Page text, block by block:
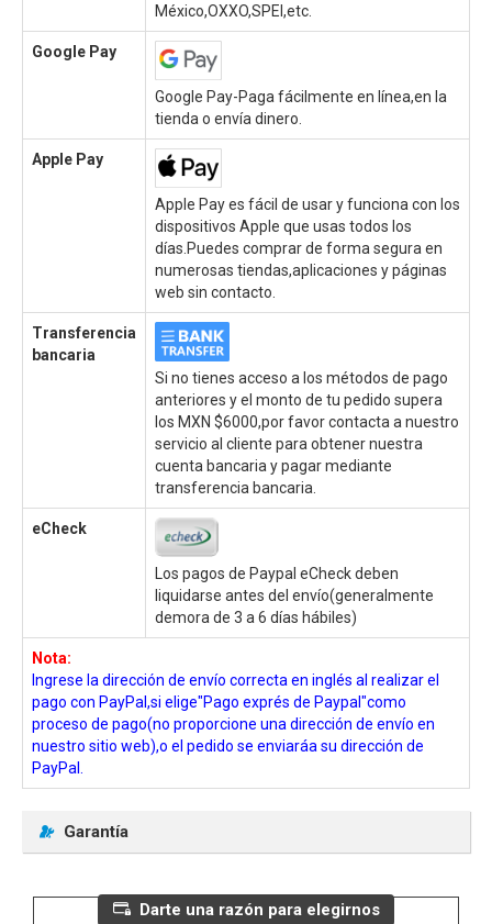
México,OXXO,SPEI,etc.
Google Pay
Google Pay-Paga fácilmente en línea,en la
tienda o envía dinero.
Apple Pay
Apple Pay es fácil de usar y funciona con los
dispositivos Apple que usas todos los
días.Puedes comprar de forma segura en
numerosas tiendas,aplicaciones y páginas
web sin contacto.
Transferencia
bancaria
Si no tienes acceso a los métodos de pago
anteriores y el monto de tu pedido supera
los MXN $6000,por favor contacta a nuestro
servicio al cliente para obtener nuestra
cuenta bancaria y pagar mediante
transferencia bancaria.
eCheck
Los pagos de Paypal eCheck deben
liquidarse antes del envío(generalmente
demora de 3 a 6 días hábiles)
Nota:
Ingrese la dirección de envío correcta en inglés al realizar el
pago con PayPal,si elige"Pago exprés de Paypal"como
proceso de pago(no proporcione una dirección de envío en
nuestro sitio web),o el pedido se enviaráa su dirección de
PayPal.
Garantía
Darte una razón para elegirnos